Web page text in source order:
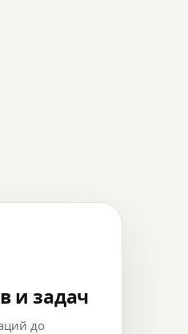
и задач
до